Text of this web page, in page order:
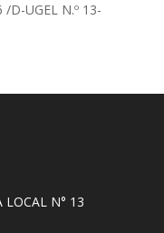
D-UGEL N.º 13-
LOCAL N° 13